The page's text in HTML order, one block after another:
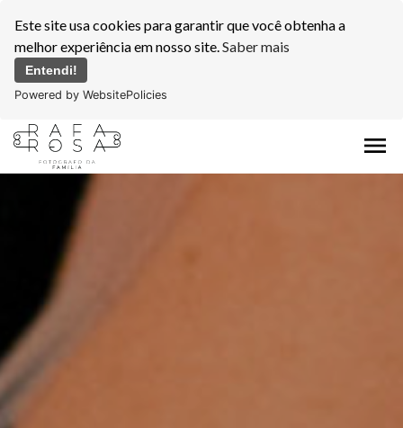
Este site usa cookies para garantir que você obtenha a
melhor experiência em nosso site.Saber mais
Entendi!
Powered by WebsitePolicies
menu